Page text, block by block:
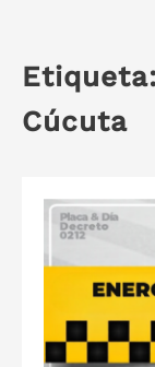
Etiqueta:
Cúcuta